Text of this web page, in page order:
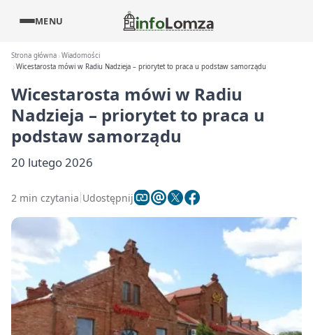
MENU
Strona główna Wiadomości
Wicestarosta mówi w Radiu Nadzieja – priorytet to praca u podstaw samorządu
Wicestarosta mówi w Radiu
Nadzieja – priorytet to praca u
podstaw samorządu
20 lutego 2026
2 min czytania Udostępnij